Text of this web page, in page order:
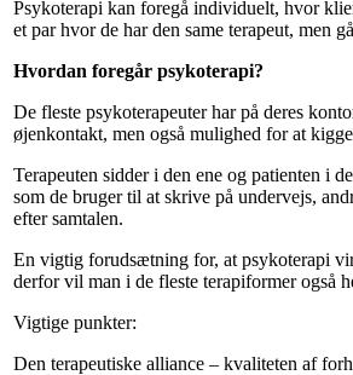
Psykoterapi kan foregå individuelt, hvor
et par hvor de har den same terapeut, men
Hvordan foregår psykoterapi?
De fleste psykoterapeuter har på deres
øjenkontakt, men også mulighed for at
Terapeuten sidder i den ene og patienten i
som de bruger til at skrive på undervejs,
efter samtalen.
En vigtig forudsætning for, at psykoterapi
derfor vil man i de fleste terapiformer også
Vigtige punkter:
Den terapeutiske alliance – kvaliteten af